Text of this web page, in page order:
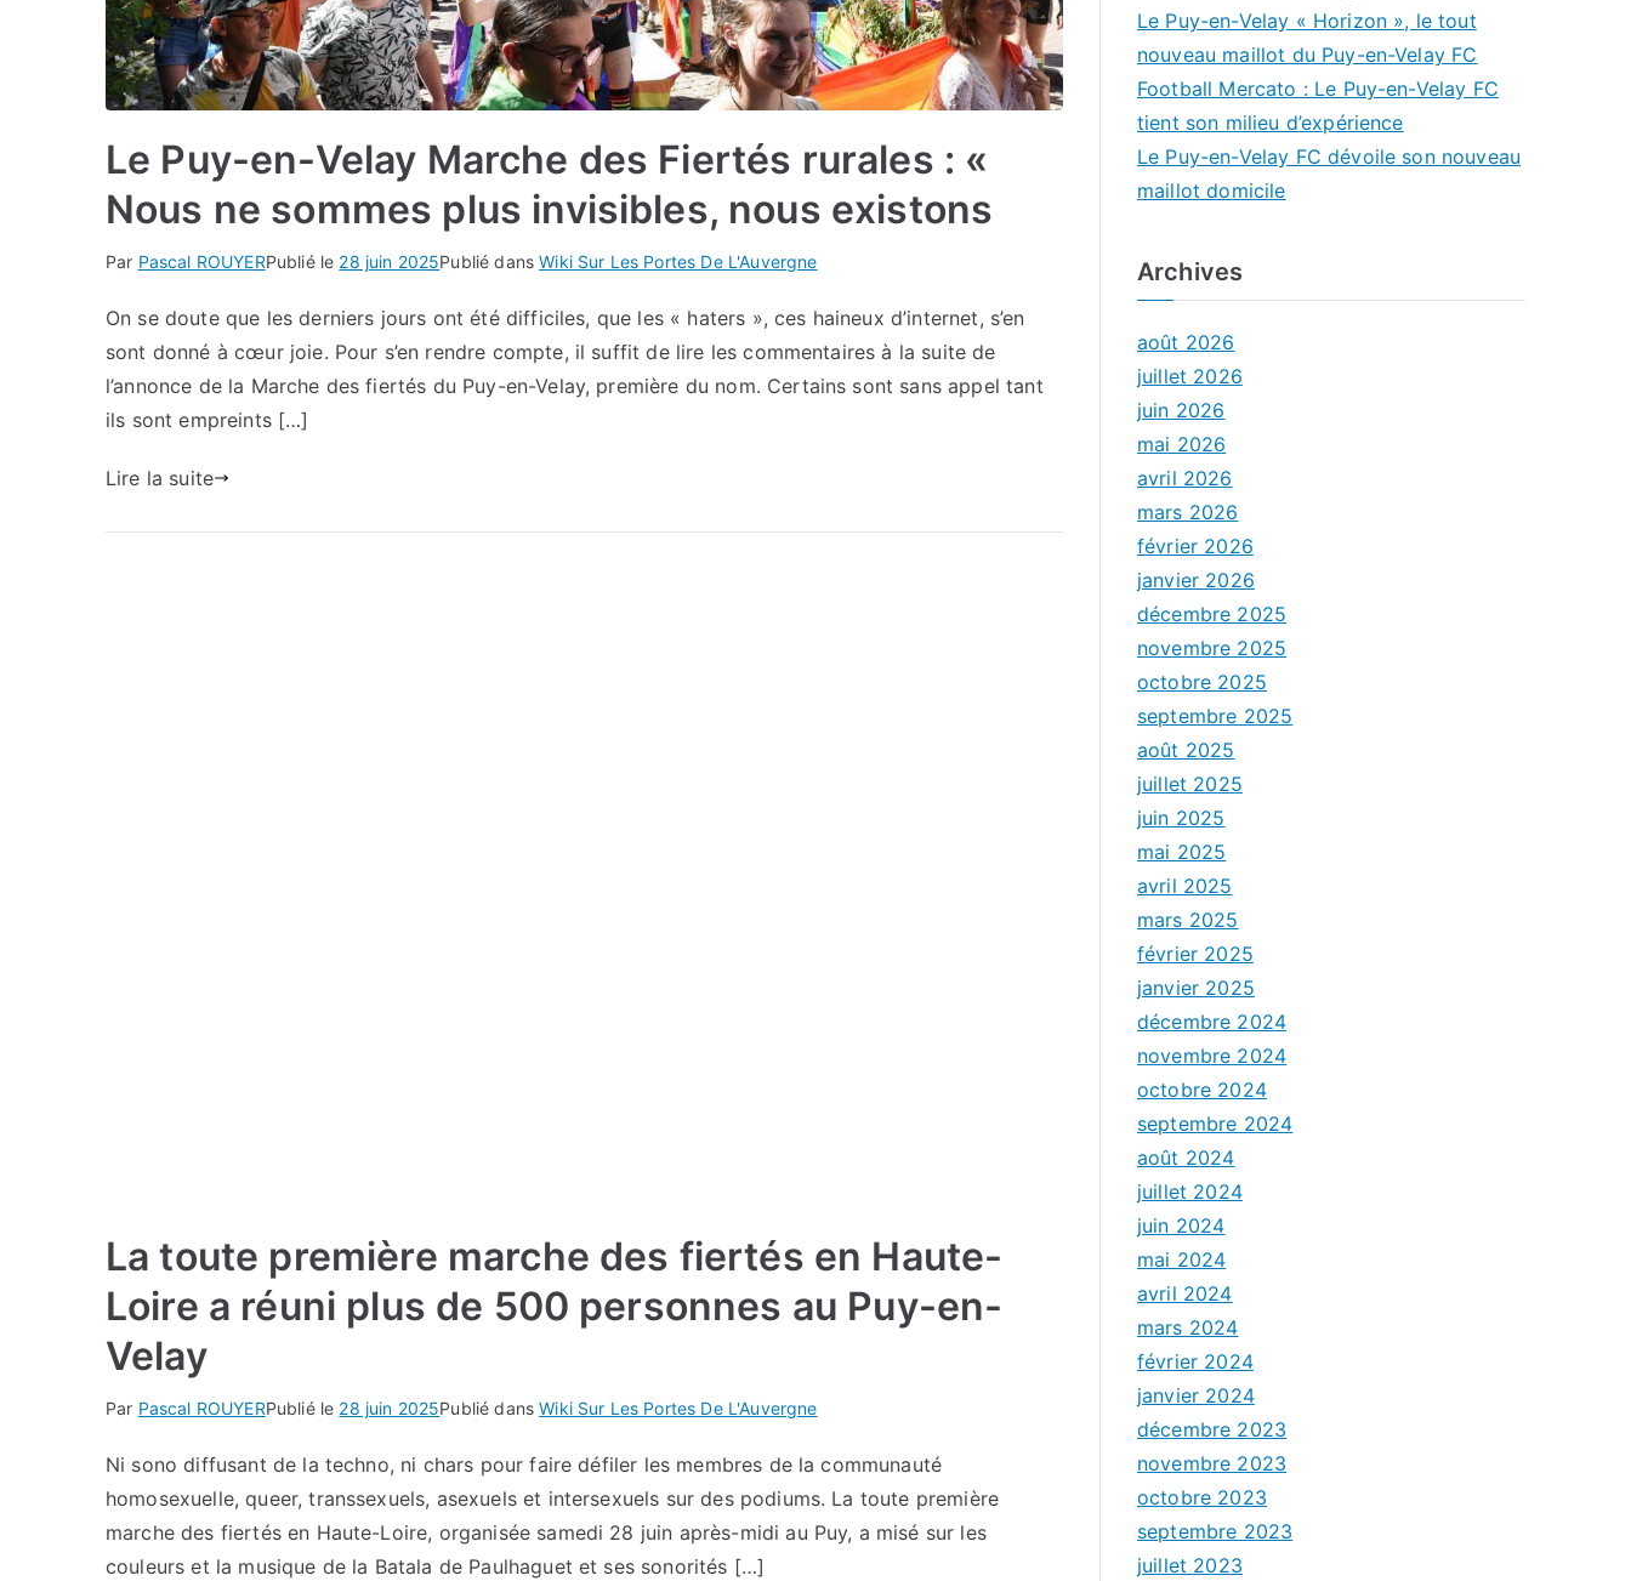
Le Puy-en-Velay Marche des Fiertés rurales : «
Nous ne sommes plus invisibles, nous existons
Par Pascal ROUYERPublié le 28 juin 2025Publié dansWiki Sur Les Portes De L'Auvergne
On se doute que les derniers jours ont été difficiles, que les « haters », ces haineux d’internet, s’en
sont donné à cœur joie. Pour s’en rendre compte, il suffit de lire les commentaires à la suite de
l’annonce de la Marche des fiertés du Puy-en-Velay, première du nom. Certains sont sans appel tant
ils sont empreints […]
Lire la suite
La toute première marche des fiertés en Haute-
Loire a réuni plus de 500 personnes au Puy-en-
Velay
Par Pascal ROUYERPublié le 28 juin 2025Publié dansWiki Sur Les Portes De L'Auvergne
Ni sono diffusant de la techno, ni chars pour faire défiler les membres de la communauté
homosexuelle, queer, transsexuels, asexuels et intersexuels sur des podiums. La toute première
marche des fiertés en Haute-Loire, organisée samedi 28 juin après-midi au Puy, a misé sur les
couleurs et la musique de la Batala de Paulhaguet et ses sonorités […]
Le Puy-en-Velay « Horizon », le tout
nouveau maillot du Puy-en-Velay FC
Football Mercato : Le Puy-en-Velay FC
tient son milieu d’expérience
Le Puy-en-Velay FC dévoile son nouveau
maillot domicile
Archives
août 2026
juillet 2026
juin 2026
mai 2026
avril 2026
mars 2026
février 2026
janvier 2026
décembre 2025
novembre 2025
octobre 2025
septembre 2025
août 2025
juillet 2025
juin 2025
mai 2025
avril 2025
mars 2025
février 2025
janvier 2025
décembre 2024
novembre 2024
octobre 2024
septembre 2024
août 2024
juillet 2024
juin 2024
mai 2024
avril 2024
mars 2024
février 2024
janvier 2024
décembre 2023
novembre 2023
octobre 2023
septembre 2023
juillet 2023